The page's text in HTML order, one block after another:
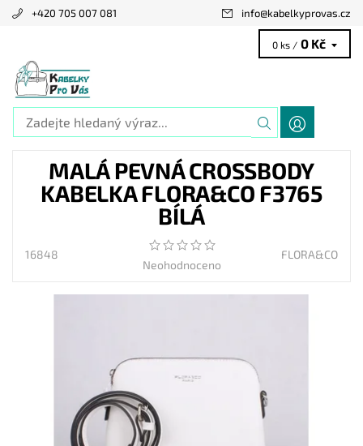
+420 705 007 081 info@kabelkyprovas.cz
0 ks / 0 Kč
MALÁ PEVNÁ CROSSBODY
KABELKA FLORA&CO F3765
BÍLÁ
16848
Neohodnoceno
FLORA&CO